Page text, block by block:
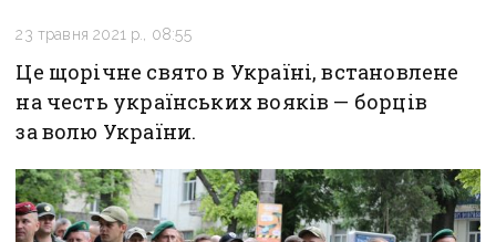
23 травня 2021 р., 08:55
Це щорічне свято в Україні, встановлене
на честь українських вояків — борців
за волю України.